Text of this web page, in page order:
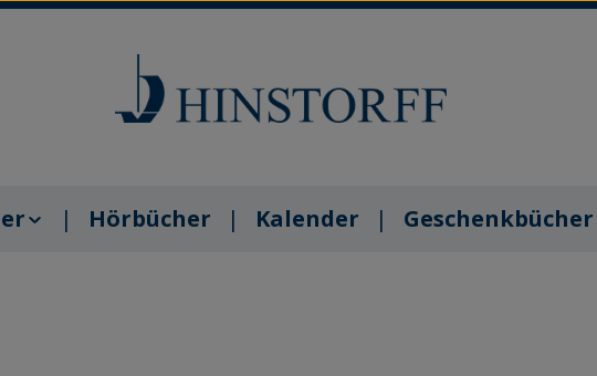
Hörbücher Kalender Geschenkbücher